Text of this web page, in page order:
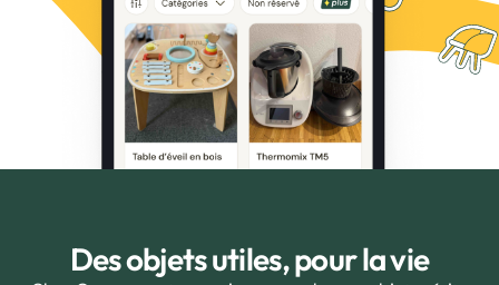
Des objets utiles, pour la vie